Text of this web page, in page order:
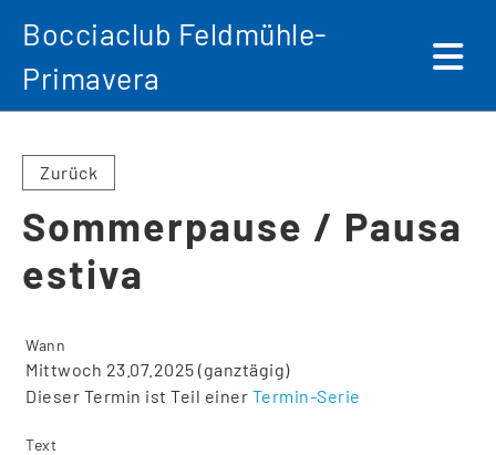
Bocciaclub Feldmühle-
Primavera
Zurück
Sommerpause / Pausa
estiva
Wann
Mittwoch 23.07.2025 (ganztägig)
Dieser Termin ist Teil einer Termin-Serie
Text